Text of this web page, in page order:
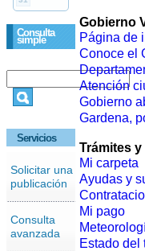
Consulta
simple
Servicios
Solicitar una
publicación
Consulta
avanzada
Gobierno
Página de
Conoce el
Atención
Gobierno
Gardena,
Trámites
Mi carpeta
Ayudas y
Mi pago
Estado del